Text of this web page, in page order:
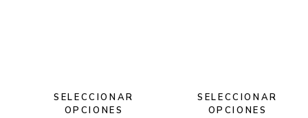
SELECCIONAR
OPCIONES
SELECCIONAR
OPCIONES